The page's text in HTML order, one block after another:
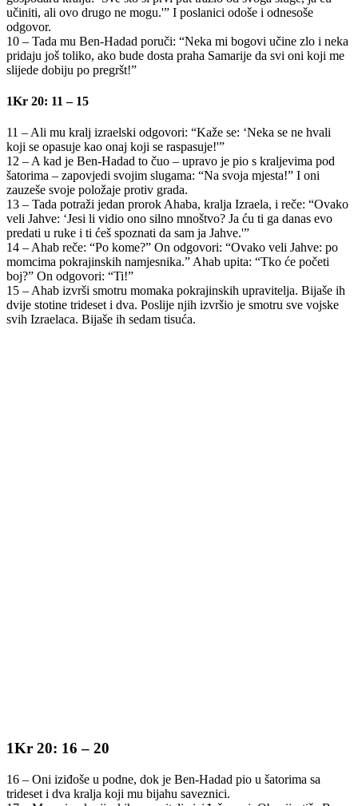
učiniti, ali ovo drugo ne mogu.'” I poslanici odoše i odnesoše
odgovor.
10 – Tada mu Ben-Hadad poruči: “Neka mi bogovi učine zlo i neka
pridaju još toliko, ako bude dosta praha Samarije da svi oni koji me
slijede dobiju po pregršt!”
1Kr 20: 11 – 15
11 – Ali mu kralj izraelski odgovori: “Kaže se: ‘Neka se ne hvali
koji se opasuje kao onaj koji se raspasuje!'”
12 – A kad je Ben-Hadad to čuo – upravo je pio s kraljevima pod
šatorima – zapovjedi svojim slugama: “Na svoja mjesta!” I oni
zauzeše svoje položaje protiv grada.
13 – Tada potraži jedan prorok Ahaba, kralja Izraela, i reče: “Ovako
veli Jahve: ‘Jesi li vidio ono silno mnoštvo? Ja ću ti ga danas evo
predati u ruke i ti ćeš spoznati da sam ja Jahve.'”
14 – Ahab reče: “Po kome?” On odgovori: “Ovako veli Jahve: po
momcima pokrajinskih namjesnika.” Ahab upita: “Tko će početi
boj?” On odgovori: “Ti!”
15 – Ahab izvrši smotru momaka pokrajinskih upravitelja. Bijaše ih
dvije stotine trideset i dva. Poslije njih izvršio je smotru sve vojske
svih Izraelaca. Bijaše ih sedam tisuća.
1Kr 20: 16 – 20
16 – Oni iziđoše u podne, dok je Ben-Hadad pio u šatorima sa
trideset i dva kralja koji mu bijahu saveznici.